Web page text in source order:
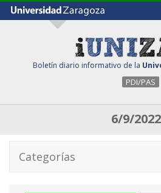
Boletín diario informativo de la
PDI/PAS
6/9/2022
Categorías